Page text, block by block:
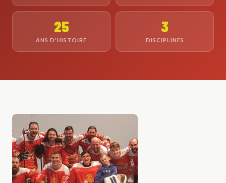
25
ANS D'HISTOIRE
3
DISCIPLINES